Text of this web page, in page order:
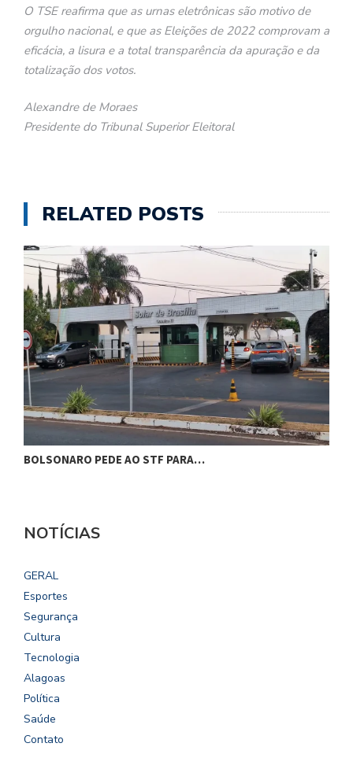
O TSE reafirma que as urnas eletrônicas são motivo de
orgulho nacional, e que as Eleições de 2022 comprovam a
eficácia, a lisura e a total transparência da apuração e da
totalização dos votos.
Alexandre de Moraes
Presidente do Tribunal Superior Eleitoral
RELATED POSTS
BOLSONARO PEDE AO STF PARA…
NOTÍCIAS
GERAL
Esportes
Segurança
Cultura
Tecnologia
Alagoas
Política
Saúde
Contato